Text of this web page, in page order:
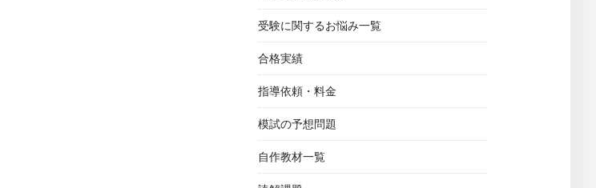
受験に関するお悩み一覧
合格実績
指導依頼・料金
模試の予想問題
自作教材一覧